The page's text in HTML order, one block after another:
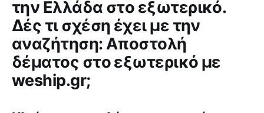
την Ελλάδα στο εξωτερικό.
Δές τι σχέση έχει με την
αναζήτηση: Aποστολή
δέματος στο εξωτερικό με
weship.gr;